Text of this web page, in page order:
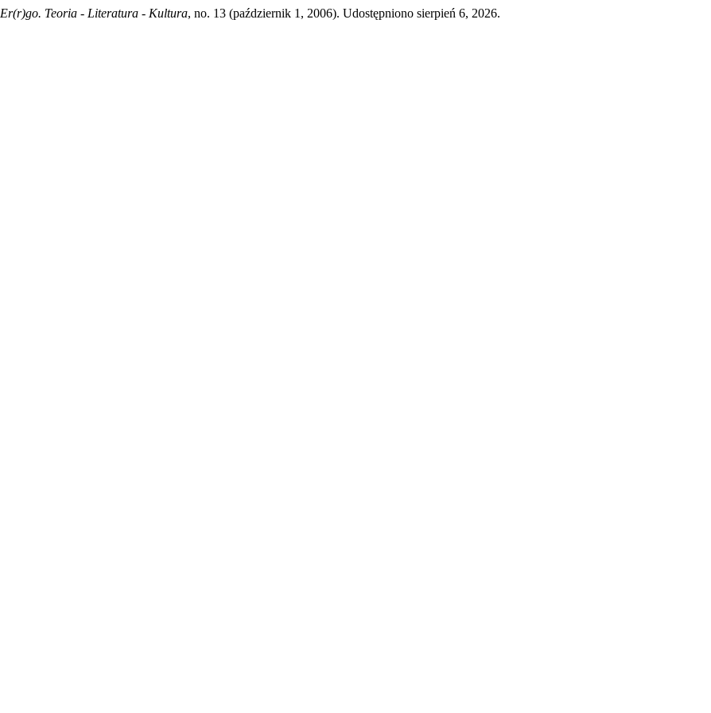
Er(r)go. Teoria - Literatura - Kultura, no. 13 (październik 1, 2006). Udostępniono sierpień 6, 2026.